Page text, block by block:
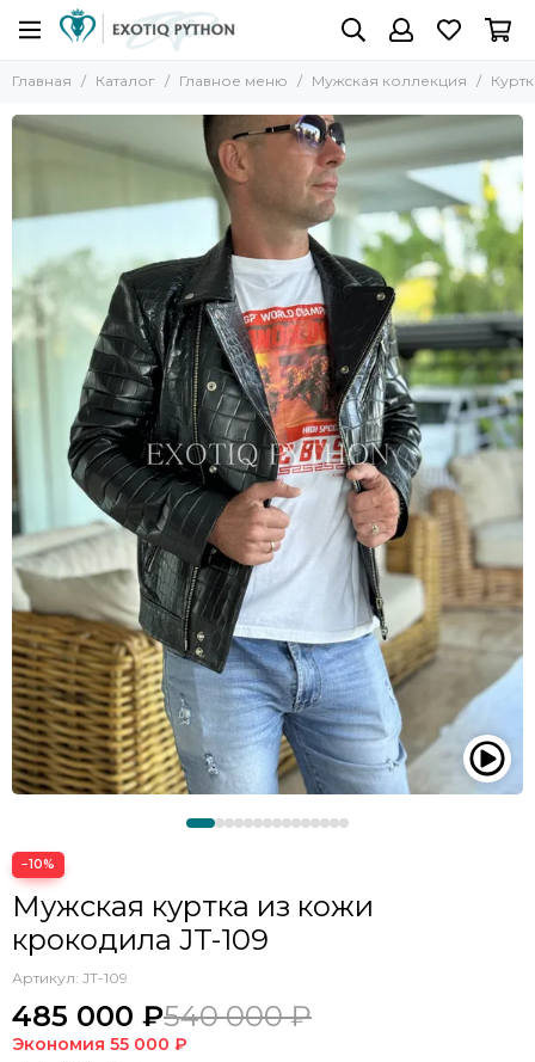
Главная Каталог Главное меню Мужская коллекция
−10%
Мужская куртка из кожи
крокодила JT-109
Артикул: JT-109
485 000 ₽540 000 ₽
Экономия 55 000 ₽